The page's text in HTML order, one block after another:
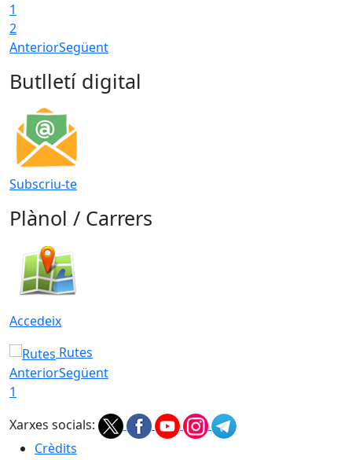
1
2
AnteriorSegüent
Butlletí digital
Subscriu-te
Plànol / Carrers
Accedeix
Rutes
AnteriorSegüent
1
Xarxes socials:
Crèdits